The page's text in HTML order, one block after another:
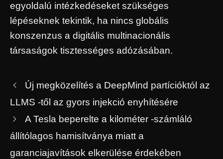
egyoldalú intézkedéseket szükséges
lépéseknek tekintik, ha nincs globális
konszenzus a digitális multinacionális
társaságok tisztességes adózásában.
Új megközelítés a DeepMind partícióktól az
LLMS -től az gyors injekció enyhítésére
A Tesla beperelte a kilométer -számláló
állítólagos hamisítványa miatt a
garanciajavítások elkerülése érdekében